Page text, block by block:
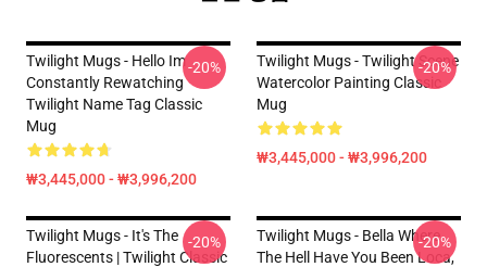
Twilight Mugs - Hello Im
Constantly Rewatching
Twilight Name Tag Classic
Mug
₩3,445,000 - ₩3,996,200
-20%
Twilight Mugs - Twilight Scene
Watercolor Painting Classic
Mug
₩3,445,000 - ₩3,996,200
-20%
Twilight Mugs - It's The
Fluorescents | Twilight Classic
-20%
Twilight Mugs - Bella Where
The Hell Have You Been Loca,
-20%